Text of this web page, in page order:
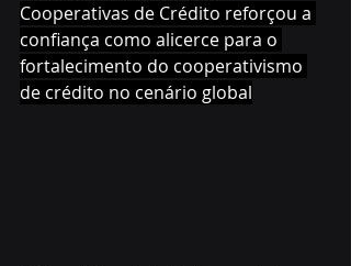
Cooperativas de Crédito reforçou a
confiança como alicerce para o
fortalecimento do cooperativismo
de crédito no cenário global